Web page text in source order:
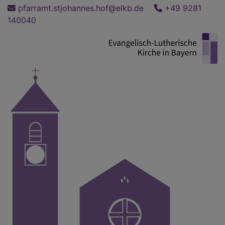
Direkt
zum
pfarramt.stjohannes.hof@elkb.de
+49 9281
140040